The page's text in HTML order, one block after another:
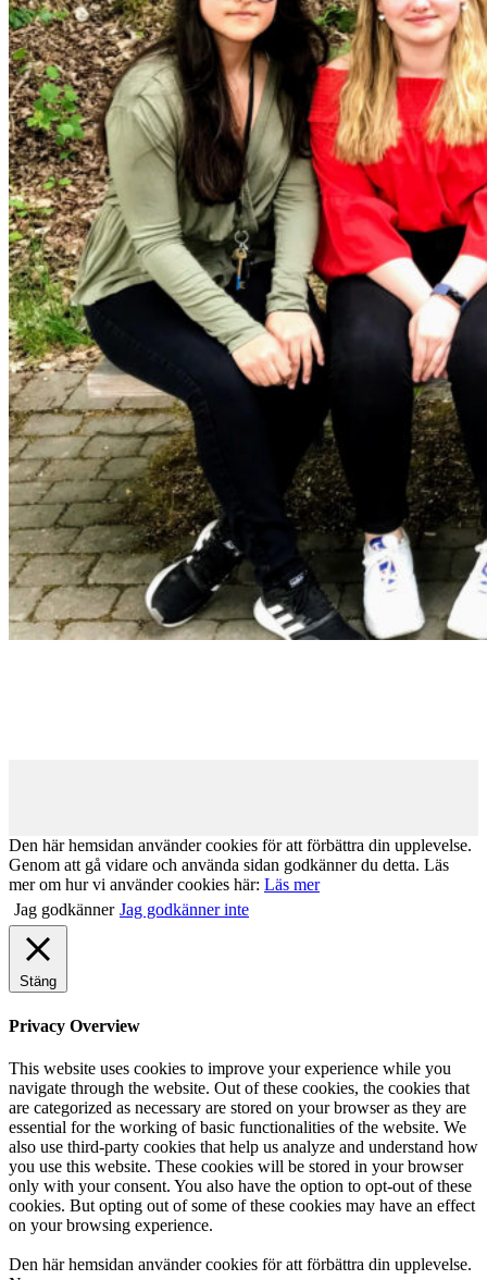
Den här hemsidan använder cookies för att förbättra din upplevelse.
Genom att gå vidare och använda sidan godkänner du detta. Läs
mer om hur vi använder cookies här: Läs mer
Jag godkänner Jag godkänner inte
Stäng
Privacy Overview
This website uses cookies to improve your experience while you
navigate through the website. Out of these cookies, the cookies that
are categorized as necessary are stored on your browser as they are
essential for the working of basic functionalities of the website. We
also use third-party cookies that help us analyze and understand how
you use this website. These cookies will be stored in your browser
only with your consent. You also have the option to opt-out of these
cookies. But opting out of some of these cookies may have an effect
on your browsing experience.
Den här hemsidan använder cookies för att förbättra din upplevelse.